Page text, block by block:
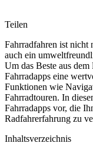
Teilen
Fahrradfahren ist nicht
auch ein
Um das Beste aus
Fahrradapps eine
Funktionen wie
Fahrradtouren. In
Fahrradapps vor, die
Radfahrerfahrung zu
Inhaltsverzeichnis